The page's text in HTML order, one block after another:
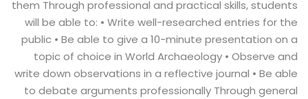
them Through professional and practical skills, students
will be able to: • Write well-researched entries for the
public • Be able to give a 10-minute presentation on a
topic of choice in World Archaeology • Observe and
write down observations in a reflective journal • Be able
to debate arguments professionally Through general